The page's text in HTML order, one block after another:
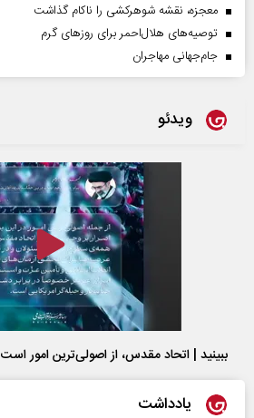
معجزه، نقشه شوهرکشی را ناکام گذاشت
توصیه‌های هلال‌احمر برای روز‌های گرم
جام‌جهانی مهاجران
ویدئو
ببینید | اتحاد مقدس، از اصولی‌ترین امور است
یادداشت